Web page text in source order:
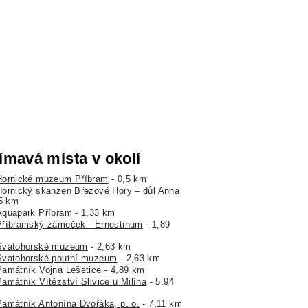
místa v okolí
muzeum Příbram - 0,5 km
skanzen Březové Hory – důl Anna
km
Příbram - 1,33 km
zámeček - Ernestinum - 1,89
muzeum - 2,63 km
poutní muzeum - 2,63 km
Vojna Lešetice - 4,89 km
Vítězství Slivice u Milína- 5,94
Antonína Dvořáka, p. o. - 7,11 km